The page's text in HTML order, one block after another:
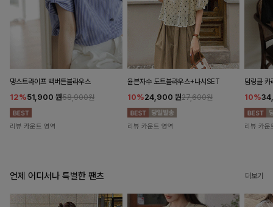
댕스트라이프 백버튼블라우스
12%51,900 원58,900원
리뷰 카운트 영역
율븐자수 도트블라우스+나시SET
10%24,900 원27,600원
리뷰 카운트 영역
덤링클 카
10%
리뷰 카운
언제 어디서나 특별한 팬츠 더보기